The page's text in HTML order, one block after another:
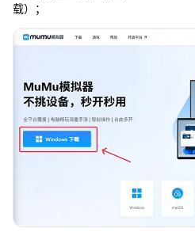
载）；